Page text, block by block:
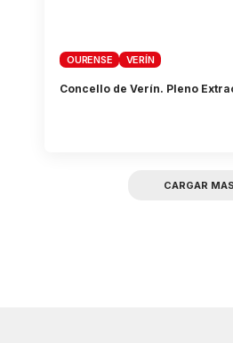
OURENSE VERÍN
Concello de Verín. Pleno
CARGAR MAS